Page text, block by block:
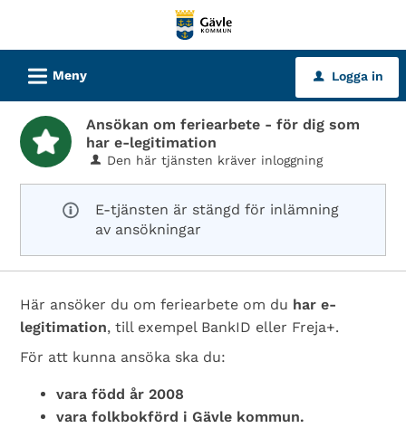
tjänster
Gävle
kommun
L Meny u Logga in
Ansökan om feriearbete - för dig som
har e-legitimation
Den här tjänsten kräver inloggning
E-tjänsten är stängd för inlämning
av ansökningar
Här ansöker du om feriearbete om du har e-
legitimation, till exempel BankID eller Freja+.
För att kunna ansöka ska du:
vara född år 2008
vara folkbokförd i Gävle kommun.